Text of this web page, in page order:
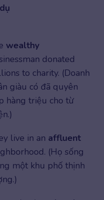
wealthy
donated
to charity. (Doanh
giàu có đã quyên
hàng triệu cho từ
live in an affluent
(Họ sống
một khu phố thịnh